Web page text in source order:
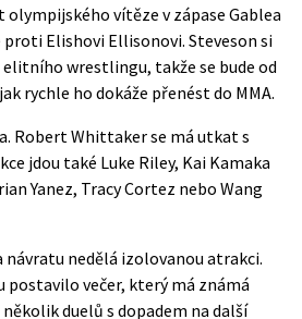
olympijského vítěze v zápase Gablea
proti Elishovi Ellisonovi. Steveson si
elitního wrestlingu, takže se bude od
rychle ho dokáže přenést do MMA.
Robert Whittaker se má utkat s
jdou také Luke Riley, Kai Kamaka
Yanez, Tracy Cortez nebo Wang
návratu nedělá izolovanou atrakci.
postavilo večer, který má známá
duelů s dopadem na další